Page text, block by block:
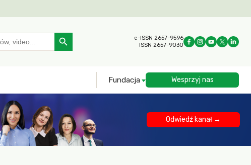
Search Button
e-ISSN 2657-9596
ISSN 2657-9030
Fundacja Wesprzyj nas
Odwiedź kanał →